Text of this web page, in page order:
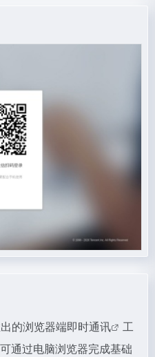
的浏览器端即时通讯
工
通过电脑浏览器完成基础